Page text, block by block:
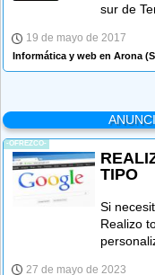
sur de
19 de mayo de 2017
Informática y web en Arona
-OFREZCO-
TIPO
Si
Realizo
27 de mayo de 2023